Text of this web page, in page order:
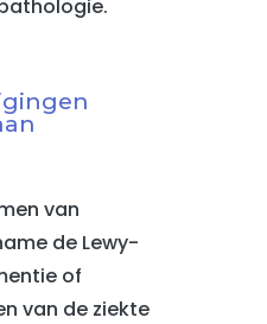
van
de Lewy-
of
van de ziekte